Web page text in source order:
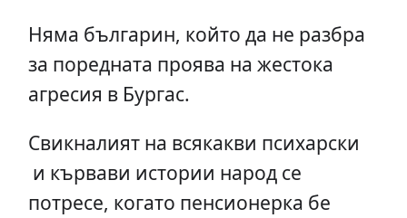
Няма българин, който да не разбра
за поредната проява на жестока
агресия в Бургас.
Свикналият на всякакви психарски
и кървави истории народ се
потресе, когато пенсионерка бе